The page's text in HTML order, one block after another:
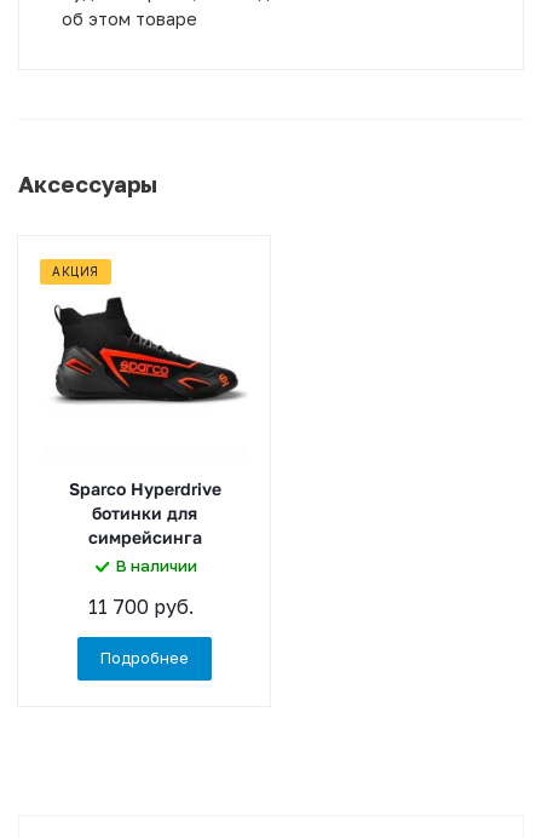
об этом товаре
Аксессуары
АКЦИЯ
Sparco Hyperdrive
ботинки для
симрейсинга
В наличии
11 700 руб.
Подробнее